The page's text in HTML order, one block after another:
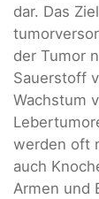
dar. Das
der Tumor
Sauerstoff
Wachstum
werden oft
auch
Armen und